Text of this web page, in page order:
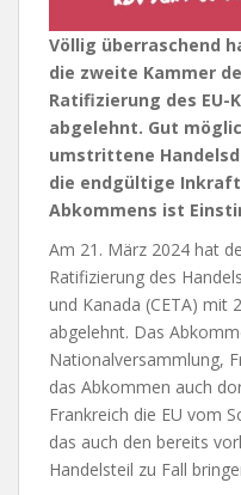
Völlig überraschend
die zweite Kammer
Ratifizierung des EU-
abgelehnt. Gut
umstrittene
die endgültige
Abkommens ist
Am 21. März 2024 hat
Ratifizierung des
und Kanada (CETA) mit
abgelehnt. Das
Nationalversammlung,
das Abkommen auch
Frankreich die EU vom
das auch den bereits
Handelsteil zu Fall